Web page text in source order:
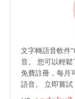
文字轉語音軟件
音。 您可以輕
免費註冊，每月
語音。 立即嘗試